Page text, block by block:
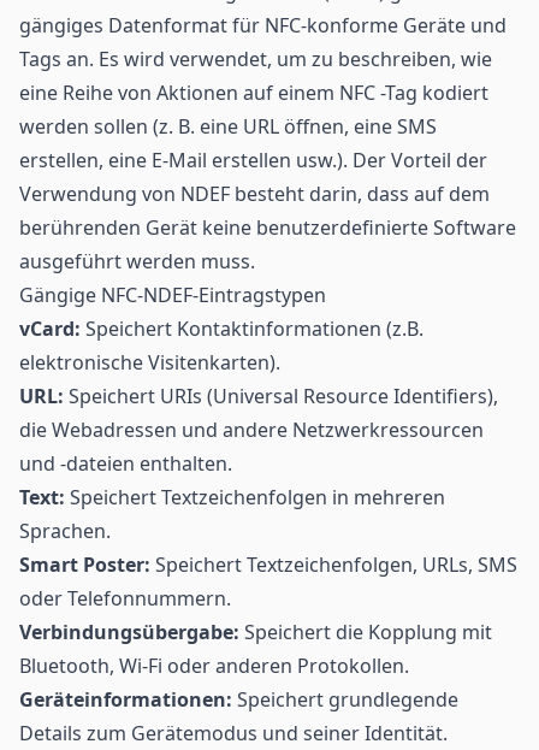
gängiges Datenformat für NFC-konforme Geräte und
Tags an. Es wird verwendet, um zu beschreiben, wie
eine Reihe von Aktionen auf einem NFC -Tag kodiert
werden sollen (z. B. eine URL öffnen, eine SMS
erstellen, eine E-Mail erstellen usw.). Der Vorteil der
Verwendung von NDEF besteht darin, dass auf dem
berührenden Gerät keine benutzerdefinierte Software
ausgeführt werden muss.
Gängige NFC-NDEF-Eintragstypen
vCard: Speichert Kontaktinformationen (z.B.
elektronische Visitenkarten).
URL: Speichert URIs (Universal Resource Identifiers),
die Webadressen und andere Netzwerkressourcen
und -dateien enthalten.
Text: Speichert Textzeichenfolgen in mehreren
Sprachen.
Smart Poster: Speichert Textzeichenfolgen, URLs, SMS
oder Telefonnummern.
Verbindungsübergabe: Speichert die Kopplung mit
Bluetooth, Wi-Fi oder anderen Protokollen.
Geräteinformationen: Speichert grundlegende
Details zum Gerätemodus und seiner Identität.